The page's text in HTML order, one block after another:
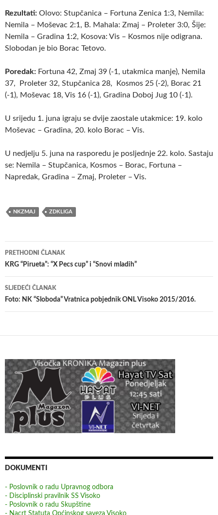
Rezultati: Olovo: Stupčanica – Fortuna Zenica 1:3, Nemila:
Nemila – Moševac 2:1, B. Mahala: Zmaj – Proleter 3:0, Šije:
Nemila – Gradina 1:2, Kosova: Vis – Kosmos nije odigrana.
Slobodan je bio Borac Tetovo.
Poredak: Fortuna 42, Zmaj 39 (-1, utakmica manje), Nemila
37, Proleter 32, Stupčanica 28, Kosmos 25 (-2), Borac 21
(-1), Moševac 18, Vis 16 (-1), Gradina Doboj Jug 10 (-1).
U srijedu 1. juna igraju se dvije zaostale utakmice: 19. kolo
Moševac – Gradina, 20. kolo Borac – Vis.
U nedjelju 5. juna na rasporedu je posljednje 22. kolo. Sastaju
se: Nemila – Stupčanica, Kosmos – Borac, Fortuna –
Napredak, Gradina – Zmaj, Proleter – Vis.
NKZMAJ ZDKLIGA
Navigacija
članaka
PRETHODNI ČLANAK
KRG “Pirueta”: “X Pecs cup” i “Snovi mladih”
SLJEDEĆI ČLANAK
Foto: NK “Sloboda” Vratnica pobjednik ONL Visoko 2015/2016.
DOKUMENTI
- Poslovnik o radu Upravnog odbora
- Disciplinski pravilnik SS Visoko
- Poslovnik o radu Skupštine